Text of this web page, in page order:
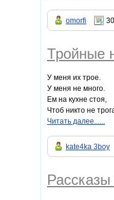
omorfi
Тройные
У меня их трое.
У меня не много.
Ем на кухне стоя,
Чтоб никто не
Читать далее......
kate4ka 3boy